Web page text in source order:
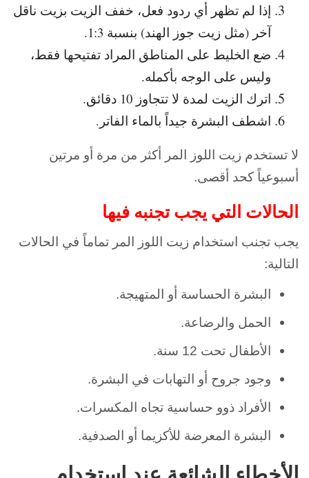
إذا لم تظهر أي ردود فعل، خفف الزيت بزيت ناقل
آخر (مثل زيت جوز الهند) بنسبة 1:3.
ضع الخليط على المناطق المراد تفتيحها فقط،
وليس على الوجه بأكمله.
اترك الزيت لمدة لا تتجاوز 10 دقائق.
اشطف البشرة جيداً بالماء الفاتر.
لا تستخدم زيت اللوز المر أكثر من مرة أو مرتين
أسبوعياً كحد أقصى.
الحالات التي يجب تجنبه فيها
يجب تجنب استخدام زيت اللوز المر تماماً في الحالات
التالية:
البشرة الحساسة أو المتهيجة.
الحمل والرضاعة.
الأطفال تحت 12 سنة.
وجود جروح أو التهابات في البشرة.
الأفراد ذوو حساسية تجاه المكسرات.
البشرة المعرضة للأكزيما أو الصدفية.